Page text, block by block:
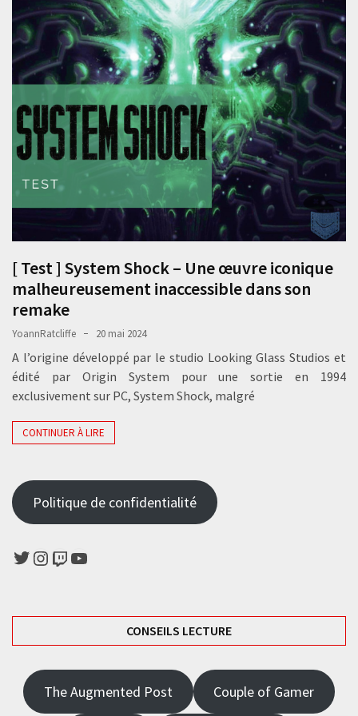
[ Test ] System Shock – Une œuvre iconique
malheureusement inaccessible dans son
remake
YoannRatcliffe 20 mai 2024
A l’origine développé par le studio Looking Glass Studios et
édité par Origin System pour une sortie en 1994
exclusivement sur PC, System Shock, malgré
CONTINUER À LIRE
Politique de confidentialité
Twitter
Instagram
TwitchYouTube
CONSEILS LECTURE
The Augmented Post Couple of Gamer